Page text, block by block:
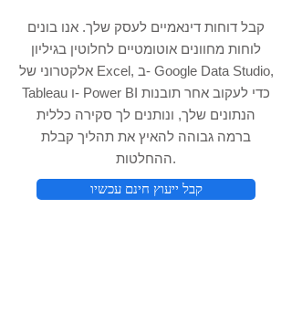
קבל דוחות דינאמיים לעסק שלך. אנו בונים
לוחות מחוונים אוטומטיים לחלוטין בגיליון
אלקטרוני של Excel, ב- Google Data Studio,
Tableau ו- Power BI כדי לעקוב אחר תובנות
הנתונים שלך, ונותנים לך סקירה כללית
ברמה גבוהה להאיץ את תהליך קבלת
ההחלטות.
קבל ייעוץ חינם עכשיו